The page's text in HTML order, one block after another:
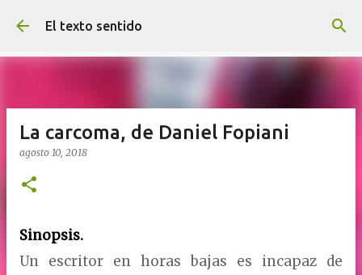
Ir al contenido principal
El texto sentido
La carcoma, de Daniel Fopiani
agosto 10, 2018
Sinopsis.
Un escritor en horas bajas es incapaz de